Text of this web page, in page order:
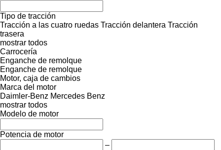
Tipo de tracción
Tracción a las cuatro ruedas Tracción delantera Tracción
trasera
mostrar todos
Carrocería
Enganche de remolque
Enganche de remolque
Motor, caja de cambios
Marca del motor
Daimler-Benz Mercedes Benz
mostrar todos
Modelo de motor
Potencia de motor
–